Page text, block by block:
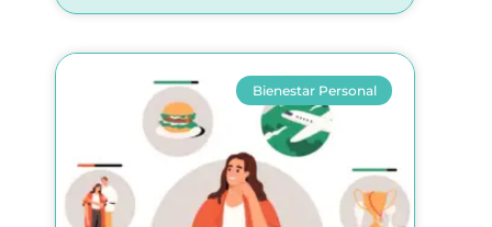
Bienestar Personal